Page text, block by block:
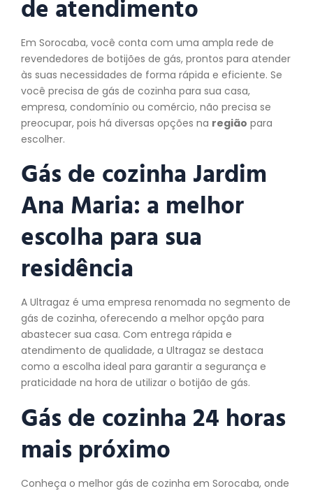
de atendimento
Em Sorocaba, você conta com uma ampla rede de
revendedores de botijões de gás, prontos para atender
às suas necessidades de forma rápida e eficiente. Se
você precisa de gás de cozinha para sua casa,
empresa, condomínio ou comércio, não precisa se
preocupar, pois há diversas opções na região para
escolher.
Gás de cozinha Jardim
Ana Maria: a melhor
escolha para sua
residência
A Ultragaz é uma empresa renomada no segmento de
gás de cozinha, oferecendo a melhor opção para
abastecer sua casa. Com entrega rápida e
atendimento de qualidade, a Ultragaz se destaca
como a escolha ideal para garantir a segurança e
praticidade na hora de utilizar o botijão de gás.
Gás de cozinha 24 horas
mais próximo
Conheça o melhor gás de cozinha em Sorocaba, onde